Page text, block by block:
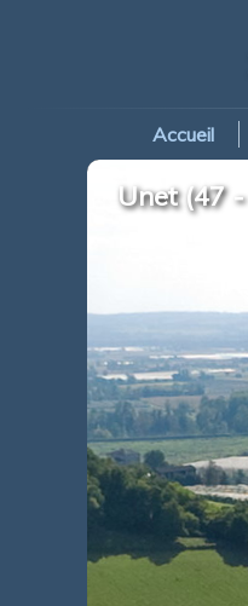
Accueil
Unet (47